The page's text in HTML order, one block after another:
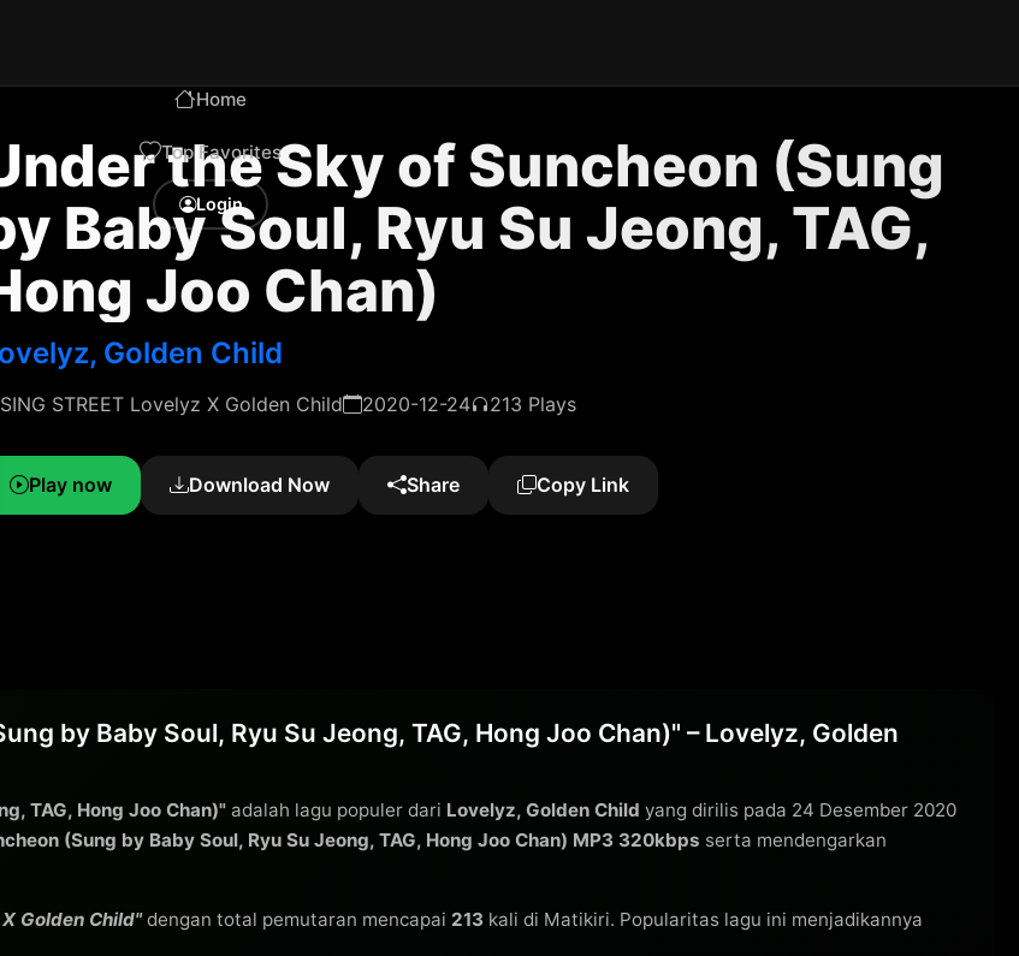
Home
Top Favorites
Login
the Sky of Suncheon (Sung
Baby Soul, Ryu Su Jeong, TAG,
Joo Chan)
Golden Child
SING STREET Lovelyz X Golden Child 2020-12-24 213 Plays
Play now Download Now Share Copy Link
by Baby Soul, Ryu Su Jeong, TAG, Hong Joo Chan)" – Lovelyz, Golden
TAG, Hong Joo Chan)" adalah lagu populer dari Lovelyz, Golden Child yang dirilis pada 24 Desember 2020
(Sung by Baby Soul, Ryu Su Jeong, TAG, Hong Joo Chan) MP3 320kbps serta mendengarkan
X Golden Child"dengan total pemutaran mencapai 213 kali di Matikiri. Popularitas lagu ini menjadikannya